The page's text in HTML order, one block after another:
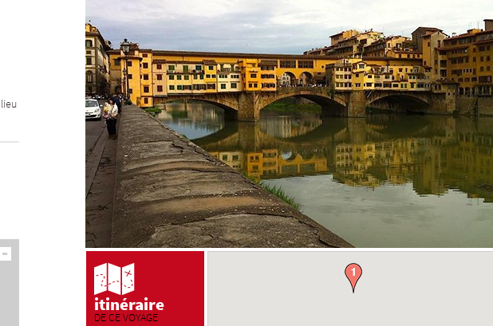
itinéraire
DE CE VOYAGE